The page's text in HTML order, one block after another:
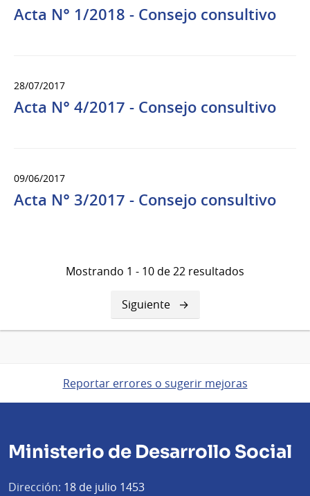
Acta N° 1/2018 - Consejo consultivo
28/07/2017
Acta N° 4/2017 - Consejo consultivo
09/06/2017
Acta N° 3/2017 - Consejo consultivo
Mostrando 1 - 10 de 22 resultados
Siguiente
página
Siguiente
Reportar errores o sugerir mejoras
Ministerio de Desarrollo Social
Dirección: 18 de julio 1453